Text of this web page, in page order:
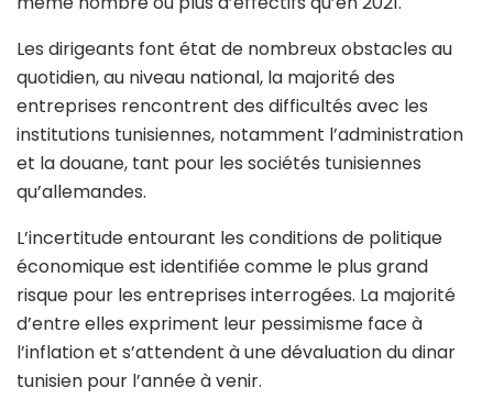
Les dirigeants font état de nombreux obstacles au
quotidien, au niveau national, la majorité des
entreprises rencontrent des difficultés avec les
institutions tunisiennes, notamment l’administration
et la douane, tant pour les sociétés tunisiennes
qu’allemandes.
L’incertitude entourant les conditions de politique
économique est identifiée comme le plus grand
risque pour les entreprises interrogées. La majorité
d’entre elles expriment leur pessimisme face à
l’inflation et s’attendent à une dévaluation du dinar
tunisien pour l’année à venir.